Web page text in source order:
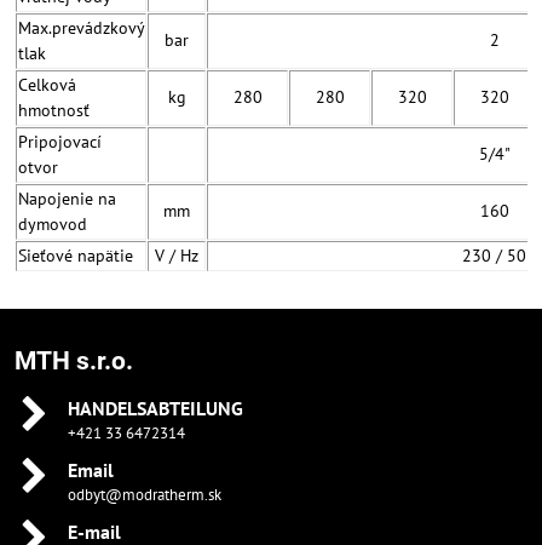
Max.prevádzkový
tlak
bar 2
Celková
hmotnosť
kg 280 280 320 320
Pripojovací
otvor
5/4"
Napojenie na
dymovod
mm 160
Sieťové napätie V / Hz 230 / 50
MTH s.r.o.
HANDELSABTEILUNG
+421 33 6472314
Email
odbyt@modratherm.sk
E-mail